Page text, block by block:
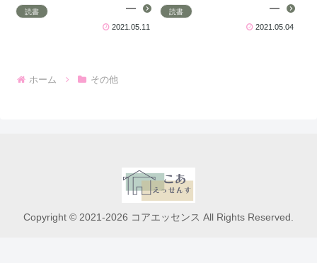
読書
2021.05.11
読書
2021.05.04
ホーム その他
Copyright © 2021-2026 コアエッセンス All Rights Reserved.